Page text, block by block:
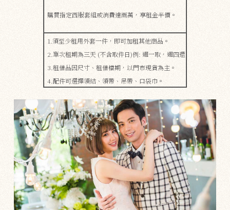
購買指定西服套組或消費達兩萬，享租金半價。
1.須至少租用外套一件，即可加租其他商品。
2.單次租期為三天 (不含取件日)例: 週一取，週四還
3.租借品因尺寸、租借檔期，​​以門市現貨為主。
4.配件可選擇領結、領帶、吊帶、口袋巾。